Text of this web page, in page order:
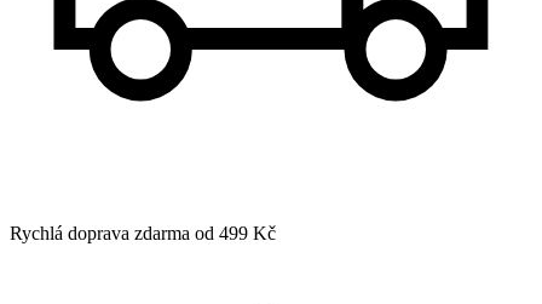
Rychlá doprava zdarma od 499 Kč